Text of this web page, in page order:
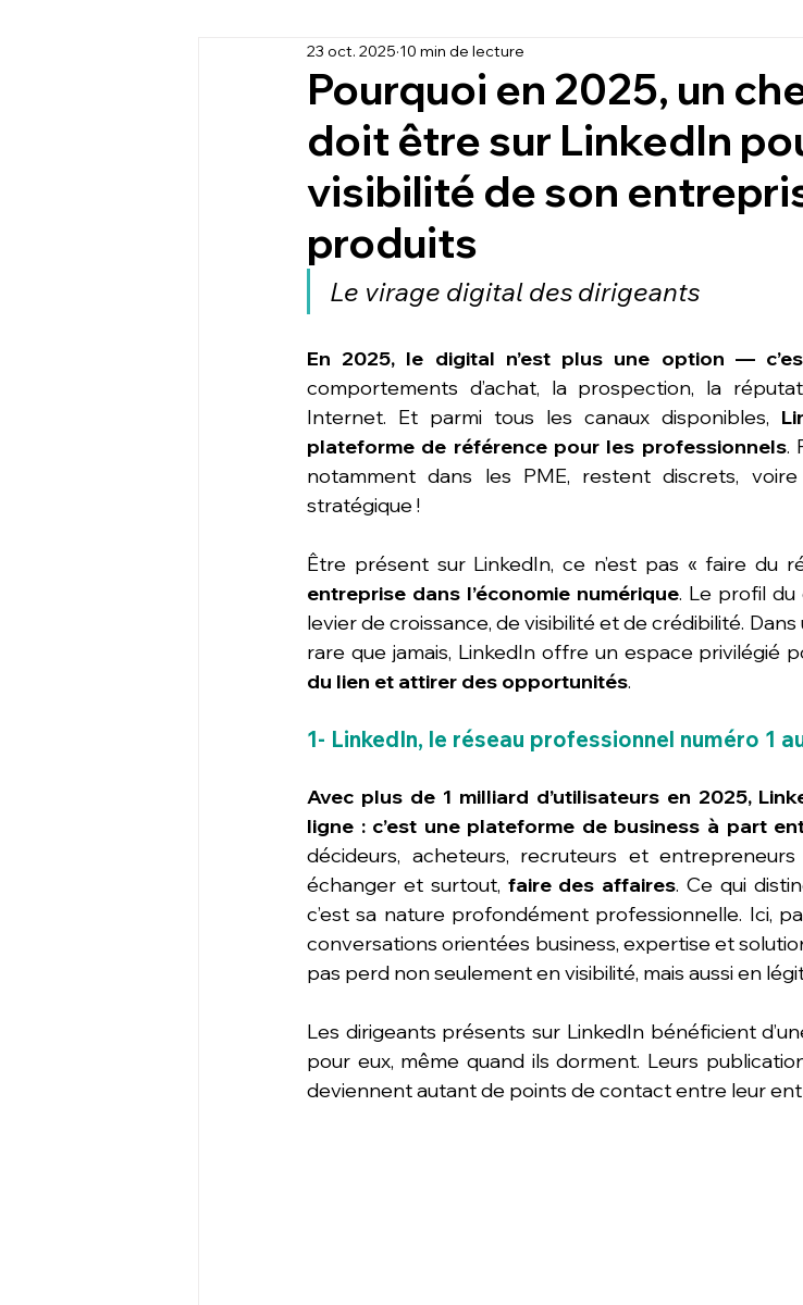
Pourquoi en 2025, un
doit être sur LinkedIn
visibilité de son
produits
23 oct. 2025 10 min de lecture
Le virage digital des dirigeants
En 2025, le digital n’est plus une option —
comportements d’achat, la prospection, la
Internet. Et parmi tous les canaux disponibles,
plateforme de référence pour les professionnels.
notamment dans les PME, restent discrets,
stratégique !
Être présent sur LinkedIn, ce n’est pas « faire du
entreprise dans l’économie numérique. Le profil
levier de croissance, de visibilité et de crédibilité.
rare que jamais, LinkedIn offre un espace privilégié
du lien et attirer des opportunités.
1- LinkedIn, le réseau professionnel numéro 1
Avec plus de 1 milliard d’utilisateurs en 2025,
ligne : c’est une plateforme de business à part
décideurs, acheteurs, recruteurs et entrepreneurs
échanger et surtout, faire des affaires. Ce qui
c’est sa nature profondément professionnelle. Ici,
conversations orientées business, expertise et
pas perd non seulement en visibilité, mais aussi en
Les dirigeants présents sur LinkedIn bénéficient
pour eux, même quand ils dorment. Leurs
deviennent autant de points de contact entre leur